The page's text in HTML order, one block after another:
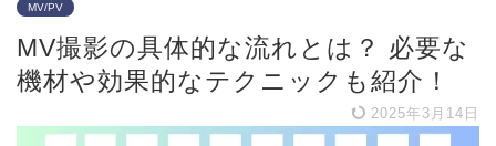
MV/PV
MV撮影の具体的な流れとは？ 必要な
機材や効果的なテクニックも紹介！
2025年3月14日